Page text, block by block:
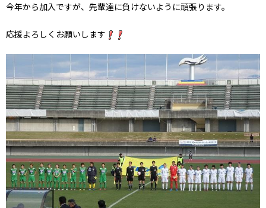
今年から加入ですが、先輩達に負けないように頑張ります。
応援よろしくお願いします